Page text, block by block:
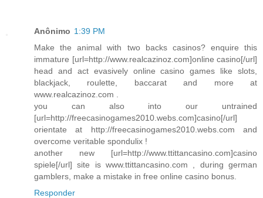
Anônimo 1:39 PM
Make the animal with two backs casinos? enquire this
immature [url=http://www.realcazinoz.com]online casino[/url]
head and act evasively online casino games like slots,
blackjack, roulette, baccarat and more at
www.realcazinoz.com .
you can also into our untrained
[url=http://freecasinogames2010.webs.com]casino[/url]
orientate at http://freecasinogames2010.webs.com and
overcome veritable spondulix !
another new [url=http://www.ttittancasino.com]casino
spiele[/url] site is www.ttittancasino.com , during german
gamblers, make a mistake in free online casino bonus.
Responder